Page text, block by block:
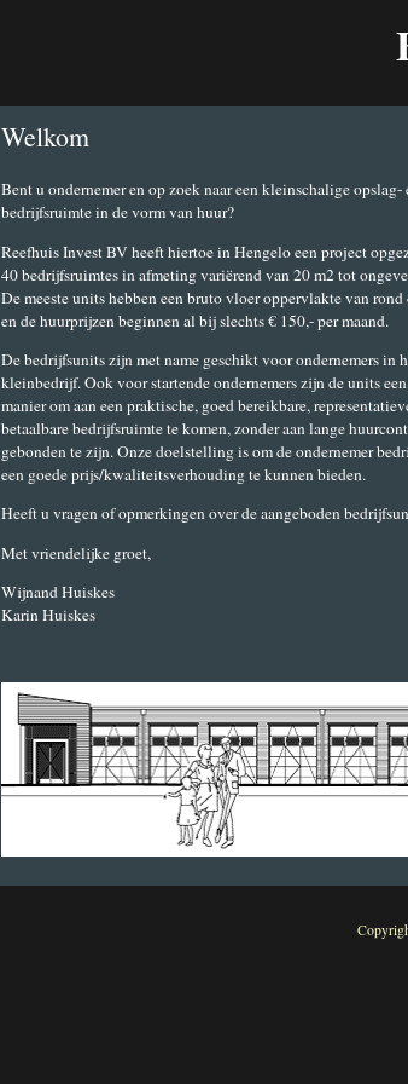
Welkom
Bent u ondernemer en op zoek naar een kleinschalige opslag-
bedrijfsruimte in de vorm van huur?
Reefhuis Invest BV heeft hiertoe in Hengelo een project
40 bedrijfsruimtes in afmeting variërend van 20 m2 tot
De meeste units hebben een bruto vloer oppervlakte van rond
en de huurprijzen beginnen al bij slechts € 150,- per maand.
De bedrijfsunits zijn met name geschikt voor ondernemers in
kleinbedrijf. Ook voor startende ondernemers zijn de units
manier om aan een praktische, goed bereikbare,
betaalbare bedrijfsruimte te komen, zonder aan lange
gebonden te zijn. Onze doelstelling is om de ondernemer
een goede prijs/kwaliteitsverhouding te kunnen bieden.
Heeft u vragen of opmerkingen over de aangeboden
Met vriendelijke groet,
Wijnand Huiskes
Karin Huiskes